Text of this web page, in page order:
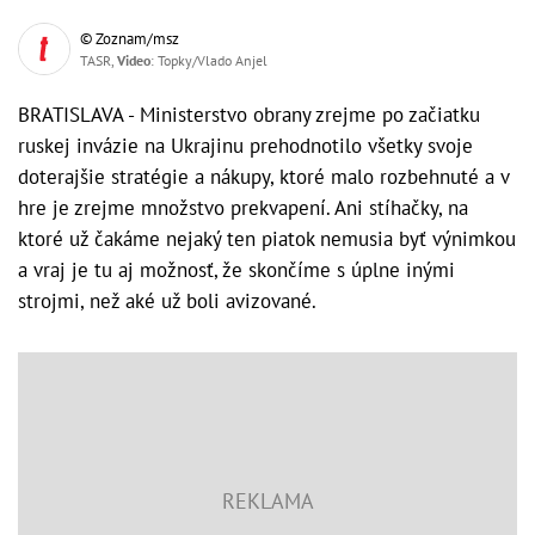
© Zoznam/msz
TASR, Video: Topky/Vlado Anjel
BRATISLAVA - Ministerstvo obrany zrejme po začiatku
ruskej invázie na Ukrajinu prehodnotilo všetky svoje
doterajšie stratégie a nákupy, ktoré malo rozbehnuté a v
hre je zrejme množstvo prekvapení. Ani stíhačky, na
ktoré už čakáme nejaký ten piatok nemusia byť výnimkou
a vraj je tu aj možnosť, že skončíme s úplne inými
strojmi, než aké už boli avizované.